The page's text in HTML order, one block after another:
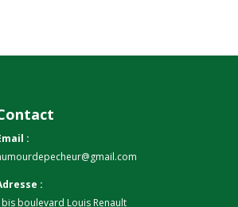
:
:
boulevard Louis Renault